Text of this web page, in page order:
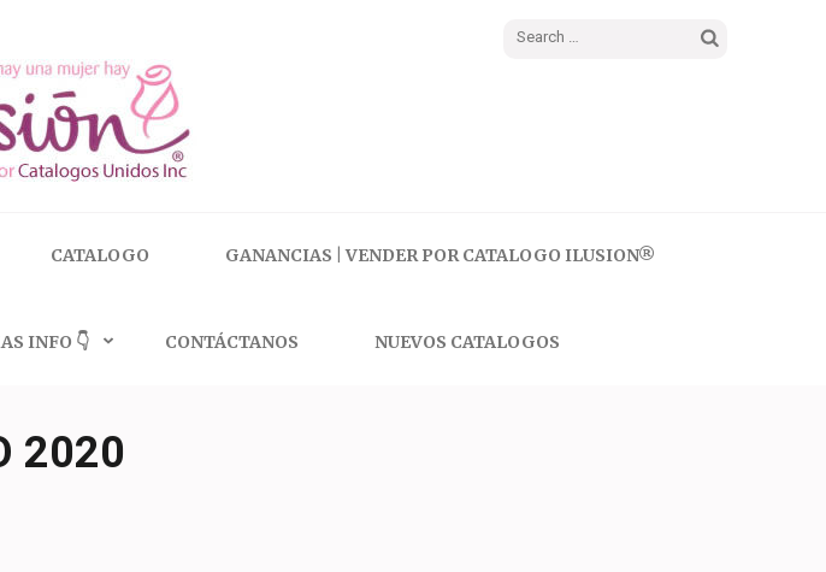
Search
CATALOGO GANANCIAS | VENDER POR CATALOGO ILUSION®
INFO 👇 CONTÁCTANOS NUEVOS CATALOGOS
2020